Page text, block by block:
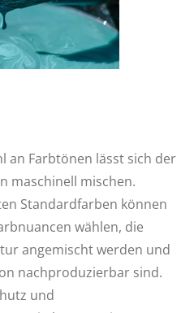
an Farbtönen lässt sich der
maschinell mischen.
Standardfarben können
wählen, die
angemischt werden und
nachproduzierbar sind.
und